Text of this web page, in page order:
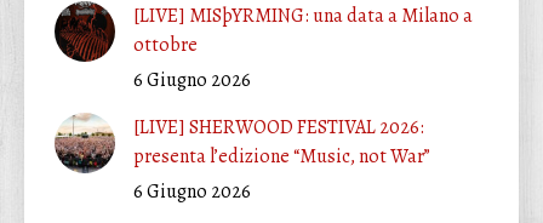
[LIVE] MISþYRMING: una data a Milano a
ottobre
6 Giugno 2026
[LIVE] SHERWOOD FESTIVAL 2026:
presenta l’edizione “Music, not War”
6 Giugno 2026